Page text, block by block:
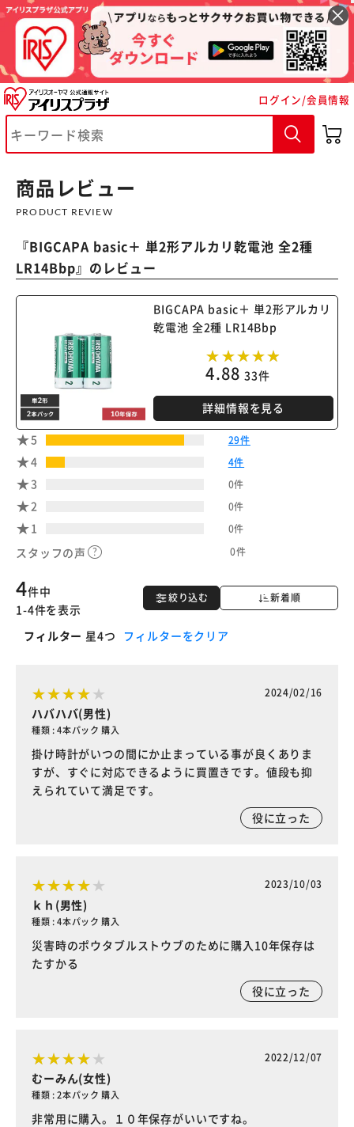
ログイン/会員情報
商品レビュー
PRODUCT REVIEW
『BIGCAPA basic＋ 単2形アルカリ乾電池 全2種
LR14Bbp』のレビュー
BIGCAPA basic＋ 単2形アルカリ
乾電池 全2種 LR14Bbp
4.88 33件
詳細情報を見る
5 29件
4 4件
3 0件
2 0件
1 0件
スタッフの声 0件
絞り込む 新着順
4件中
1-4件を表示
フィルター 星4つ フィルターをクリア
2024/02/16
ハバハバ(男性)
種類 : 4本パック 購入
掛け時計がいつの間にか止まっている事が良くありま
すが、すぐに対応できるように買置きです。値段も抑
えられていて満足です。
役に立った
2023/10/03
ｋｈ(男性)
種類 : 4本パック 購入
災害時のポウタブルストウブのために購入10年保存は
たすかる
役に立った
2022/12/07
むーみん(女性)
種類 : 2本パック 購入
非常用に購入。１０年保存がいいですね。
※ご確認ください
カートに入れる